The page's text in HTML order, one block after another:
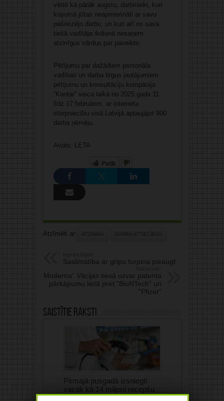
vērtē kā pārāk augstu, darbinieki, kuri
kopumā jūtas neapmierināti ar savu
pašreizējo darbu, un kuri arī no sava
tiešā vadītāja ikdienā nesaņem
atzinīgus vārdus par paveikto.
Pētījumu par dažādiem personāla
vadības un darba tirgus jautājumiem
pētījumu un konsultāciju kompānija
“Kantar” veica laikā no 2025.gada 11.
līdz 17.februārim, ar interneta
starpniecību visā Latvijā aptaujājot 900
darba ņēmēju.
Avots: LETA
Patīk
Atzīmēti ar: ATZINĪBA DARBA ATTIECĪBAS
Saslimstība ar gripu turpina pieaugt
“Moderna” Vācijas tiesā uzvar patenta
pārkāpumu lietā pret “BioNTech” un
“Pfizer”
Saistītie raksti
Pirmajā pusgadā izsniegti
vairāk kā 14 miljoni recepšu
medikamentu